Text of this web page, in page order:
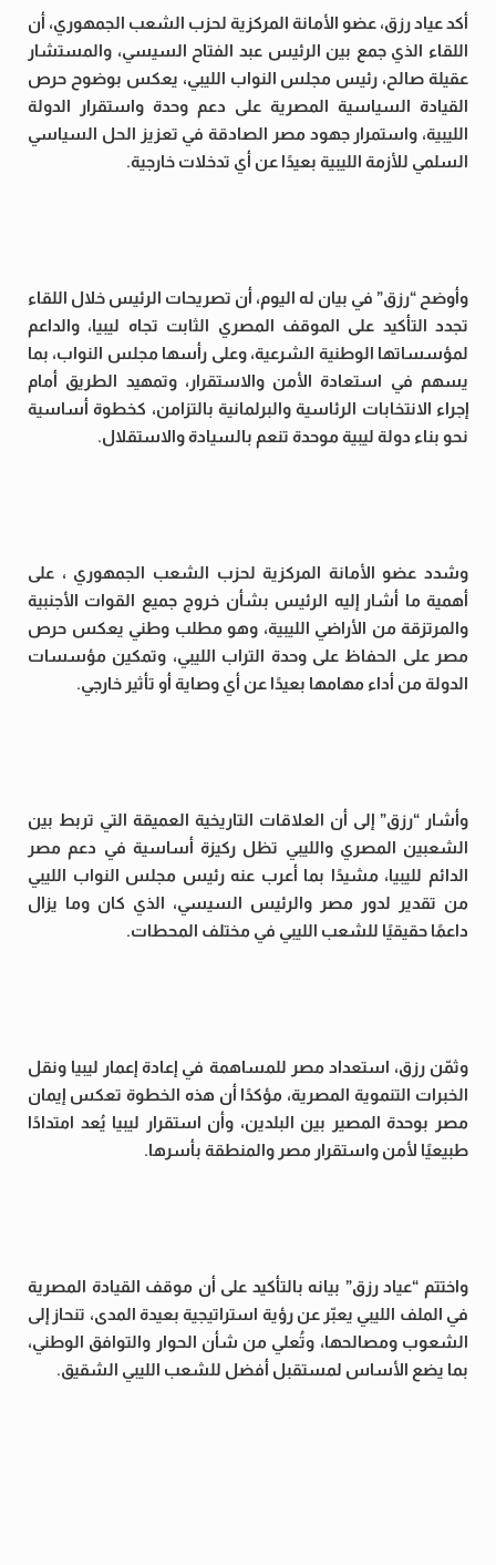
أكد عياد رزق، عضو الأمانة المركزية لحزب الشعب الجمهوري، أن
اللقاء الذي جمع بين الرئيس عبد الفتاح السيسي، والمستشار
عقيلة صالح، رئيس مجلس النواب الليبي، يعكس بوضوح حرص
القيادة السياسية المصرية على دعم وحدة واستقرار الدولة
الليبية، واستمرار جهود مصر الصادقة في تعزيز الحل السياسي
السلمي للأزمة الليبية بعيدًا عن أي تدخلات خارجية.
وأوضح “رزق” في بيان له اليوم، أن تصريحات الرئيس خلال اللقاء
تجدد التأكيد على الموقف المصري الثابت تجاه ليبيا، والداعم
لمؤسساتها الوطنية الشرعية، وعلى رأسها مجلس النواب، بما
يسهم في استعادة الأمن والاستقرار، وتمهيد الطريق أمام
إجراء الانتخابات الرئاسية والبرلمانية بالتزامن، كخطوة أساسية
نحو بناء دولة ليبية موحدة تنعم بالسيادة والاستقلال.
وشدد عضو الأمانة المركزية لحزب الشعب الجمهوري ، على
أهمية ما أشار إليه الرئيس بشأن خروج جميع القوات الأجنبية
والمرتزقة من الأراضي الليبية، وهو مطلب وطني يعكس حرص
مصر على الحفاظ على وحدة التراب الليبي، وتمكين مؤسسات
الدولة من أداء مهامها بعيدًا عن أي وصاية أو تأثير خارجي.
وأشار “رزق” إلى أن العلاقات التاريخية العميقة التي تربط بين
الشعبين المصري والليبي تظل ركيزة أساسية في دعم مصر
الدائم لليبيا، مشيدًا بما أعرب عنه رئيس مجلس النواب الليبي
من تقدير لدور مصر والرئيس السيسي، الذي كان وما يزال
داعمًا حقيقيًا للشعب الليبي في مختلف المحطات.
وثمّن رزق، استعداد مصر للمساهمة في إعادة إعمار ليبيا ونقل
الخبرات التنموية المصرية، مؤكدًا أن هذه الخطوة تعكس إيمان
مصر بوحدة المصير بين البلدين، وأن استقرار ليبيا يُعد امتدادًا
طبيعيًا لأمن واستقرار مصر والمنطقة بأسرها.
واختتم “عياد رزق” بيانه بالتأكيد على أن موقف القيادة المصرية
في الملف الليبي يعبّر عن رؤية استراتيجية بعيدة المدى، تنحاز إلى
الشعوب ومصالحها، وتُعلي من شأن الحوار والتوافق الوطني،
بما يضع الأساس لمستقبل أفضل للشعب الليبي الشقيق.